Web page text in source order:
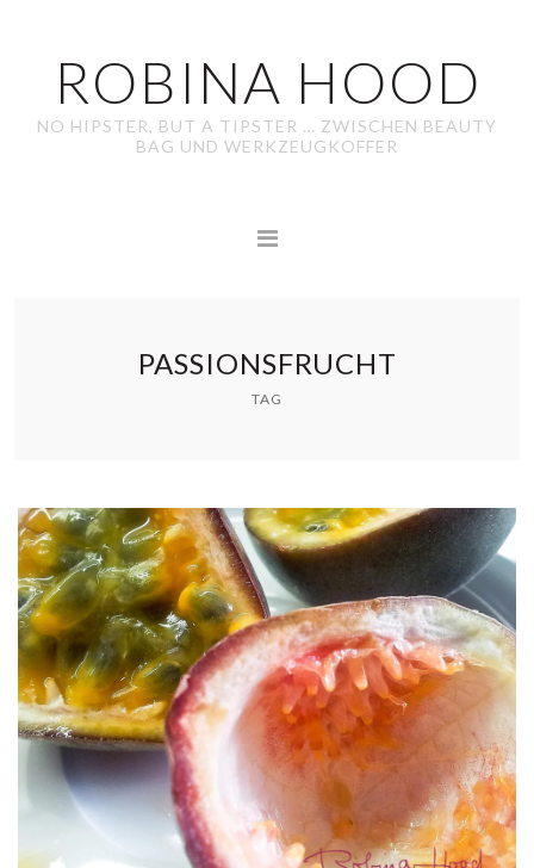
ROBINA HOOD
NO HIPSTER, BUT A TIPSTER … ZWISCHEN BEAUTY
BAG UND WERKZEUGKOFFER
PASSIONSFRUCHT
TAG